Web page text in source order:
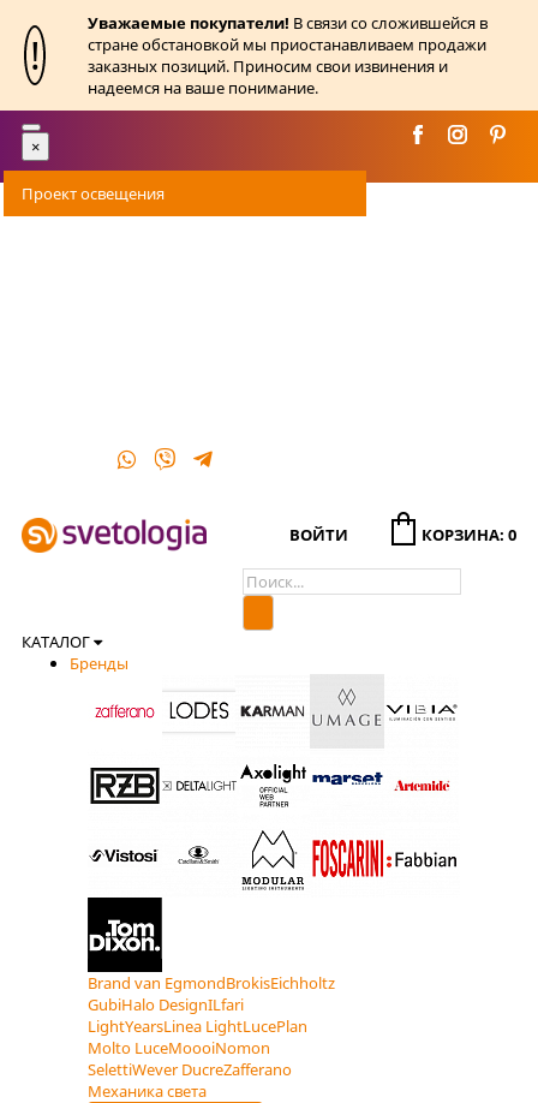
!
Уважаемые покупатели! В связи со сложившейся в
стране обстановкой мы приостанавливаем продажи
заказных позиций. Приносим свои извинения и
надеемся на ваше понимание.
Toggle
navigation
×
Проект освещения
ВОЙТИ КОРЗИНА: 0
КАТАЛОГ
Бренды
Brand van EgmondBrokisEichholtz
GubiHalo DesignILfari
LightYearsLinea LightLucePlan
Molto LuceMoooiNomon
SelettiWever DucreZafferano
Механика света